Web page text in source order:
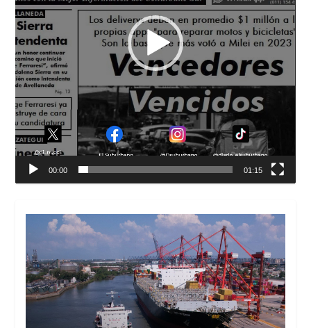
00:00 01:15